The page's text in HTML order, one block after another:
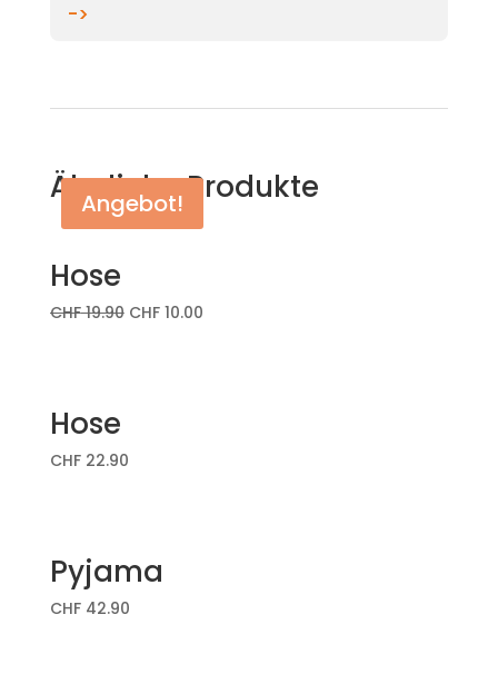
->
Ähnliche Produkte
Angebot!
Hose
CHF19.90 CHF10.00
Hose
CHF22.90
Pyjama
CHF42.90